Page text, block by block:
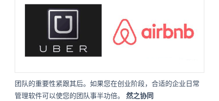
团队的重要性紧跟其后。如果您在创业阶段，合适的企业日常
管理软件可以使您的团队事半功倍。 然之协同